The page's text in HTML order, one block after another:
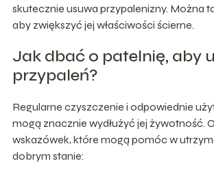
skutecznie usuwa przypalenizny. Można
aby zwiększyć jej właściwości ścierne.
Jak dbać o patelnię, aby
przypaleń?
Regularne czyszczenie i odpowiednie
mogą znacznie wydłużyć jej żywotność.
wskazówek, które mogą pomóc w
dobrym stanie: